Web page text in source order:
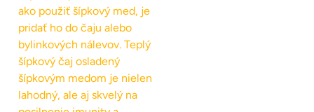
ako použiť šípkový med, je
pridať ho do čaju alebo
bylinkových nálevov. Teplý
šípkový čaj osladený
šípkovým medom je nielen
lahodný, ale aj skvelý na